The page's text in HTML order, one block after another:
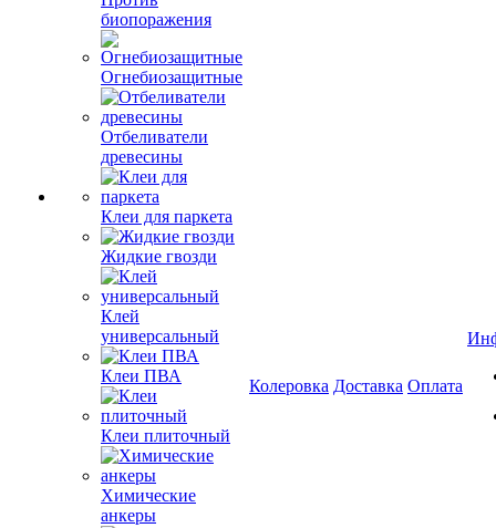
биопоражения
Огнебиозащитные
Отбеливатели
древесины
Клеи для паркета
Жидкие гвозди
Клей
универсальный
Клеи ПВА
Клеи плиточный
Химические
анкеры
Колеровка Доставка Оплата